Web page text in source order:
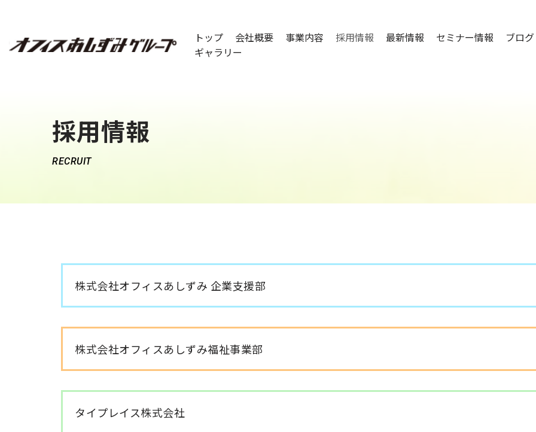
ン
トップ 会社概要 事業内容 採用情報 最新情報 セミナー情報
ブログ
ギャラリー
採用情報
RECRUIT
株式会社オフィスあしずみ 企業支援部
株式会社オフィスあしずみ福祉事業部
タイプレイス株式会社